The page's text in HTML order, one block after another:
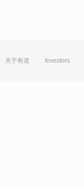
关于有道 Investors